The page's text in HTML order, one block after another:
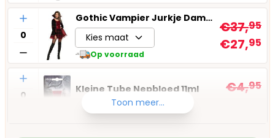
Aantal
Gothic Vampier Jurkje Dames
Kies maat
Op voorraad
€37,95
€27,95
Aantal
Kleine Tube Nepbloed 11ml
Op voorraad
€4,95
Toon meer...